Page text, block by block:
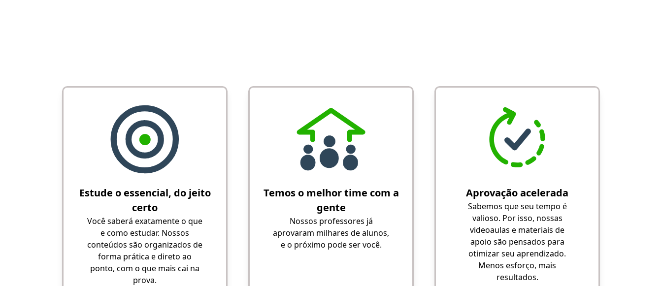
Estude o essencial, do jeito
certo
Você saberá exatamente o que
e como estudar. Nossos
conteúdos são organizados de
forma prática e direto ao
ponto, com o que mais cai na
prova.
Temos o melhor time com a
gente
Nossos professores já
aprovaram milhares de alunos,
e o próximo pode ser você.
Aprovação acelerada
Sabemos que seu tempo é
valioso. Por isso, nossas
videoaulas e materiais de
apoio são pensados para
otimizar seu aprendizado.
Menos esforço, mais
resultados.